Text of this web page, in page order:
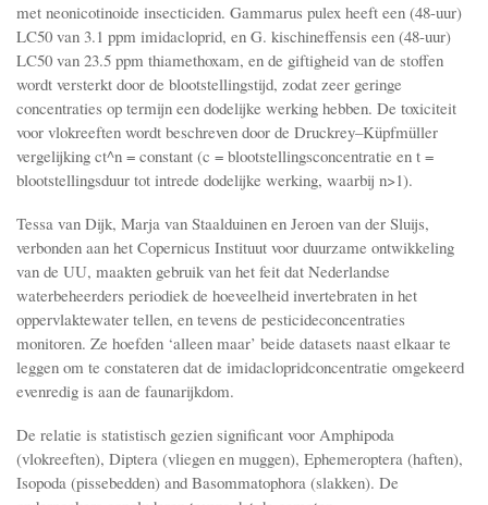
met neonicotinoide insecticiden. Gammarus pulex heeft een (48-uur)
LC50 van 3.1 ppm imidacloprid, en G. kischineffensis een (48-uur)
LC50 van 23.5 ppm thiamethoxam, en de giftigheid van de stoffen
wordt versterkt door de blootstellingstijd, zodat zeer geringe
concentraties op termijn een dodelijke werking hebben. De toxiciteit
voor vlokreeften wordt beschreven door de Druckrey–Küpfmüller
vergelijking ct^n = constant (c = blootstellingsconcentratie en t =
blootstellingsduur tot intrede dodelijke werking, waarbij n>1).
Tessa van Dijk, Marja van Staalduinen en Jeroen van der Sluijs,
verbonden aan het Copernicus Instituut voor duurzame ontwikkeling
van de UU, maakten gebruik van het feit dat Nederlandse
waterbeheerders periodiek de hoeveelheid invertebraten in het
oppervlaktewater tellen, en tevens de pesticideconcentraties
monitoren. Ze hoefden ‘alleen maar’ beide datasets naast elkaar te
leggen om te constateren dat de imidaclopridconcentratie omgekeerd
evenredig is aan de faunarijkdom.
De relatie is statistisch gezien significant voor Amphipoda
(vlokreeften), Diptera (vliegen en muggen), Ephemeroptera (haften),
Isopoda (pissebedden) and Basommatophora (slakken). De